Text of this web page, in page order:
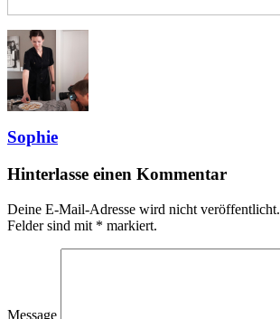
Sophie
Hinterlasse einen Kommentar
Deine E-Mail-Adresse wird nicht veröffentlicht.
Felder sind mit * markiert.
Message